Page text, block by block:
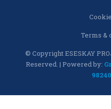
© Copyright ESESKAY
Reserved. | Powered by:
Terms &